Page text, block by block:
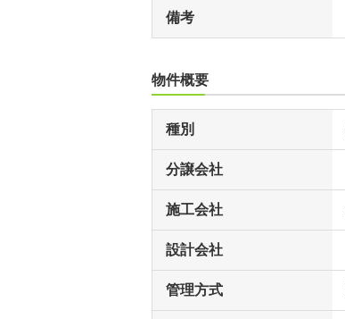
備考
物件概要
種別
分譲会社
施工会社
設計会社
管理方式